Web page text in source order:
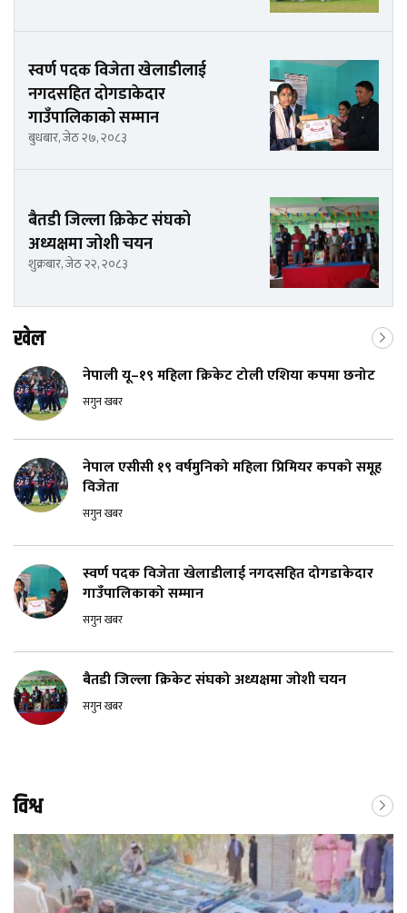
स्वर्ण पदक विजेता खेलाडीलाई
नगदसहित दोगडाकेदार
गाउँपालिकाको सम्मान
बुधबार, जेठ २७, २०८३
बैतडी जिल्ला क्रिकेट संघको
अध्यक्षमा जोशी चयन
शुक्रबार, जेठ २२, २०८३
खेल
नेपाली यू–१९ महिला क्रिकेट टोली एशिया कपमा छनोट
सगुन खबर
नेपाल एसीसी १९ वर्षमुनिको महिला प्रिमियर कपको समूह
विजेता
सगुन खबर
स्वर्ण पदक विजेता खेलाडीलाई नगदसहित दोगडाकेदार
गाउँपालिकाको सम्मान
सगुन खबर
बैतडी जिल्ला क्रिकेट संघको अध्यक्षमा जोशी चयन
सगुन खबर
विश्व